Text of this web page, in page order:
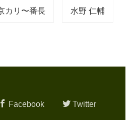
カリ〜番長 水野 仁輔
Facebook Twitter